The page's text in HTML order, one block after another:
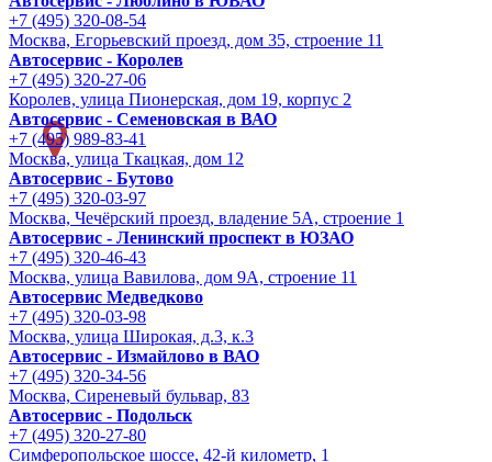
+7 (495) 320-08-54
Москва, Егорьевский проезд, дом 35, строение 11
Автосервис - Королев
+7 (495) 320-27-06
Королев, улица Пионерская, дом 19, корпус 2
Автосервис - Семеновская в ВАО
+7 (495) 989-83-41
Москва, улица Ткацкая, дом 12
Автосервис - Бутово
+7 (495) 320-03-97
Москва, Чечёрский проезд, владение 5А, строение 1
Автосервис - Ленинский проспект в ЮЗАО
+7 (495) 320-46-43
Москва, улица Вавилова, дом 9A, строение 11
Автосервис Медведково
+7 (495) 320-03-98
Москва, улица Широкая, д.3, к.3
Автосервис - Измайлово в ВАО
+7 (495) 320-34-56
Москва, Сиреневый бульвар, 83
Автосервис - Подольск
+7 (495) 320-27-80
Симферопольское шоссе, 42-й километр, 1